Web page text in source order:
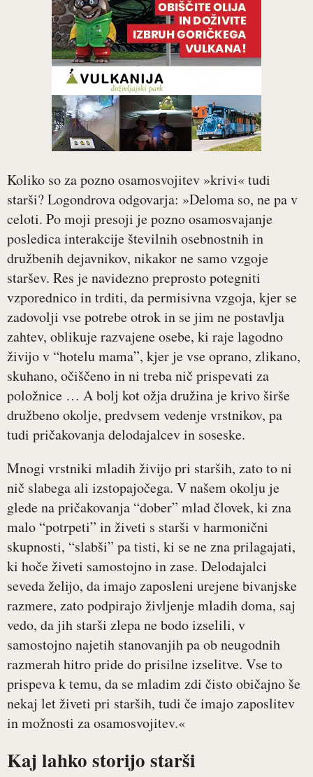
Koliko so za pozno osamosvojitev »krivi« tudi
starši? Logondrova odgovarja: »Deloma so, ne pa v
celoti. Po moji presoji je pozno osamosvajanje
posledica interakcije številnih osebnostnih in
družbenih dejavnikov, nikakor ne samo vzgoje
staršev. Res je navidezno preprosto potegniti
vzporednico in trditi, da permisivna vzgoja, kjer se
zadovolji vse potrebe otrok in se jim ne postavlja
zahtev, oblikuje razvajene osebe, ki raje lagodno
živijo v “hotelu mama”, kjer je vse oprano, zlikano,
skuhano, očiščeno in ni treba nič prispevati za
položnice … A bolj kot ožja družina je krivo širše
družbeno okolje, predvsem vedenje vrstnikov, pa
tudi pričakovanja delodajalcev in soseske.
Mnogi vrstniki mladih živijo pri starših, zato to ni
nič slabega ali izstopajočega. V našem okolju je
glede na pričakovanja “dober” mlad človek, ki zna
malo “potrpeti” in živeti s starši v harmonični
skupnosti, “slabši” pa tisti, ki se ne zna prilagajati,
ki hoče živeti samostojno in zase. Delodajalci
seveda želijo, da imajo zaposleni urejene bivanjske
razmere, zato podpirajo življenje mladih doma, saj
vedo, da jih starši zlepa ne bodo izselili, v
samostojno najetih stanovanjih pa ob neugodnih
razmerah hitro pride do prisilne izselitve. Vse to
prispeva k temu, da se mladim zdi čisto običajno še
nekaj let živeti pri starših, tudi če imajo zaposlitev
in možnosti za osamosvojitev.«
Kaj lahko storijo starši